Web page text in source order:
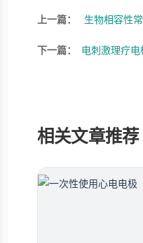
上一篇： 生物相容性
下一篇： 电刺激理疗
相关文章推荐